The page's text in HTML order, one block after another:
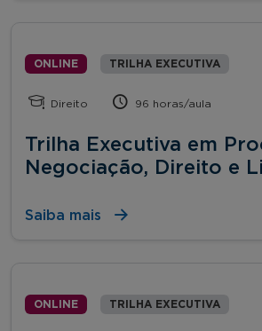
ONLINE TRILHA EXECUTIVA
Direito 96 horas/aula
Trilha Executiva em
Negociação, Direito e
Saiba mais
ONLINE TRILHA EXECUTIVA